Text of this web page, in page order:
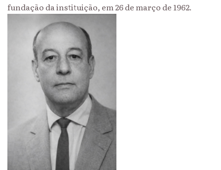
fundação da instituição, em 26 de março de 1962.